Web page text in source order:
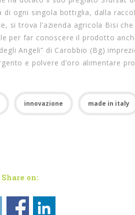
ogni singola bottiglia, dalla
si trova l’azienda agricola Bisi
per far conoscere il prodotto
Angeli” di Carobbio (Bg)
e polvere d’oro alimentare
innovazione made in italy
Share on: